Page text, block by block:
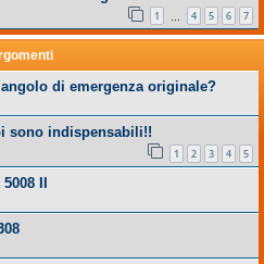
1 4 5 6 7
di emergenza originale?
sono indispensabili!!
1 2 3 4 5
II